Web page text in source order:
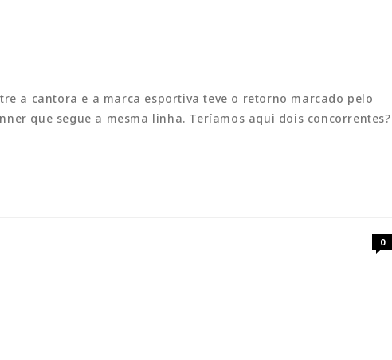
a cantora e a marca esportiva teve o retorno marcado pelo
que segue a mesma linha. Teríamos aqui dois concorrentes?
0